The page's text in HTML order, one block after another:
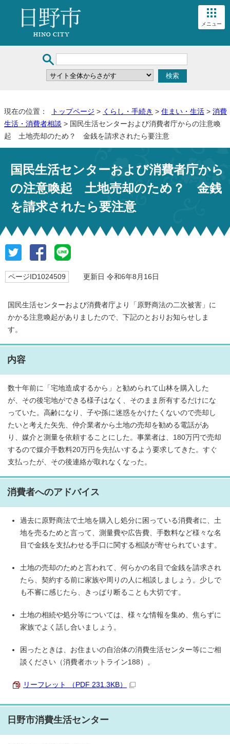
メニュー
現在の位置： トップページ > くらし・手続き > 住まい・生活 > 消費
生活・消費者相談 > 国民生活センターおよび消費者庁からの注意喚
起 土地売却のため？ 金銭を請求されたら要注意
国民生活センターおよび消費者庁から
の注意喚起 土地売却のため？ 金銭
を請求されたら要注意
ページID1024509 更新日 令和6年8月16日
国民生活センターおよび消費者庁より「原野商法の二次被害」に
かかる注意喚起がありましたので、下記のとおりお知らせしま
す。
内容
数十年前に「宅地造成するから」と勧められて山林を購入した
が、その後宅地ができる様子はなく、そのまま所有するだけにな
っていた。高齢になり、子や孫に迷惑をかけたくないので売却し
たいと考えた矢先、仲介業者から土地の売却を勧める電話があ
り、媒介と測量を依頼することにした。事業者は、180万円で売却
するので媒介手数料20万円を先払いするよう要求してきた。すぐ
支払ったが、その後連絡が取れなくなった。
消費者へのアドバイス
過去に原野商法で土地を購入し処分に困っている消費者に、土
地を売るためと言って、測量費や広告費、手数料など様々な名
目で金銭を支払わせる手口に関する相談が寄せられています。
土地の売却のためと言われて、何らかの名目で金銭を請求され
たら、契約する前に家族や周りの人に相談しましょう。少しで
も不審に感じたら、きっぱり断ることも大切です。
土地の相続や処分等については、様々な情報を集め、焦らずに
家族でよく話し合いましょう。
困ったときは、お住まいの自治体の消費生活センター等にご相
談ください（消費者ホットライン188）。
リーフレット （PDF 231.3KB）
日野市消費生活センター